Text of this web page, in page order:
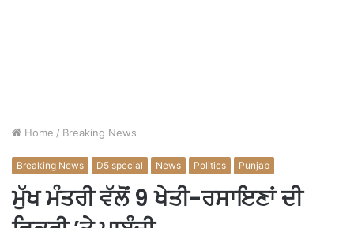
Home / Breaking News
Breaking News D5 special News Politics Punjab
ਮੁੱਖ ਮੰਤਰੀ ਵੱਲੋਂ 9 ਖੇਤੀ-ਰਸਾਇਣਾਂ ਦੀ